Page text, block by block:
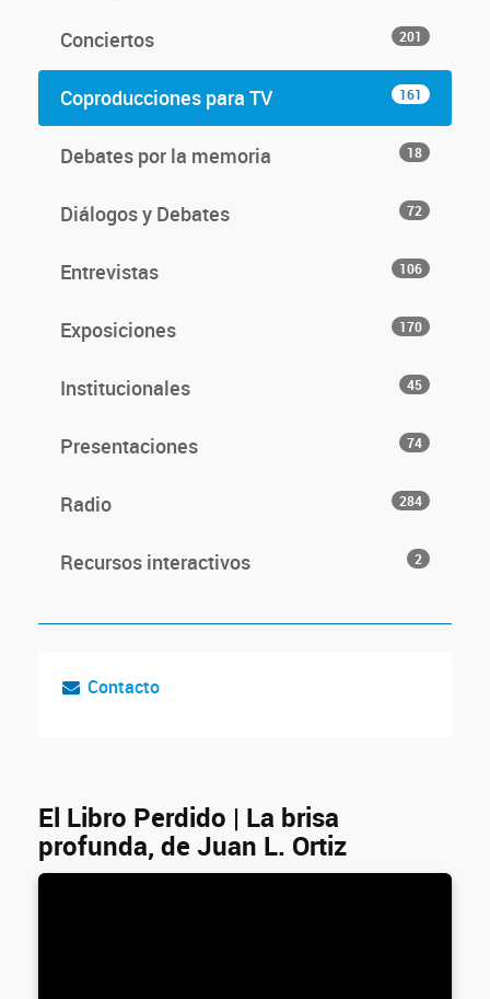
Conciertos 201
Coproducciones para TV 161
Debates por la memoria 18
Diálogos y Debates 72
Entrevistas 106
Exposiciones 170
Institucionales 45
Presentaciones 74
Radio 284
Recursos interactivos 2
Contacto
El Libro Perdido | La brisa
profunda, de Juan L. Ortiz